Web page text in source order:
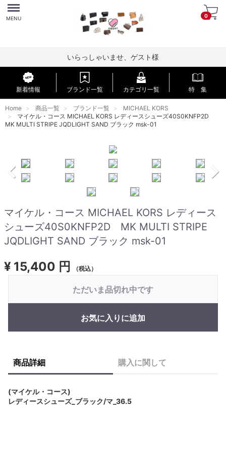
Menu
MENU 0
いらっしゃいませ、ゲスト様
新着情報 ブランド一覧 カテゴリ一覧 特 集
Home 商品一覧 ブランド一覧
MICHAEL KORS
マイケル・コース MICHAEL KORS レディースシューズ40S0KNFP2D
MK MULTI STRIPE JQDLIGHT SAND ブラック msk-01
マイケル・コース MICHAEL KORS レディース
シューズ40S0KNFP2D MK MULTI STRIPE
JQDLIGHT SAND ブラック msk-01
¥ 15,400 円 （税込）
ただいま品切れ中です
お気に入りに追加
商品詳細 購入に関して
(マイケル・コース)
レディースシューズ_ブラック/マ_36.5